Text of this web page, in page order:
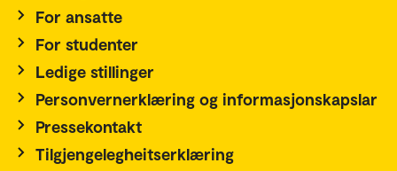
For ansatte
For studenter
Ledige stillinger
Personvernerklæring og informasjonskapslar
Pressekontakt
Tilgjengelegheitserklæring